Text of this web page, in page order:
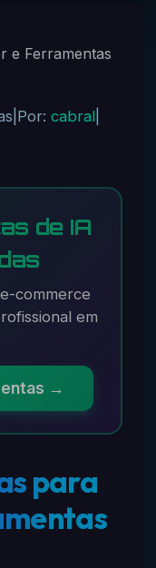
e Ferramentas
Por: cabral|
de IA
commerce
em
→
para